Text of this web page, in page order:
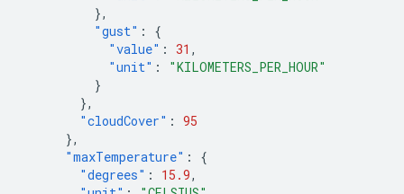
},
"gust" :
{
"value" : 31 ,
"unit" :
"KILOMETERS_PER_HOUR"
}
},
"cloudCover" : 95
},
"maxTemperature" :
{
"degrees" : 15.9,